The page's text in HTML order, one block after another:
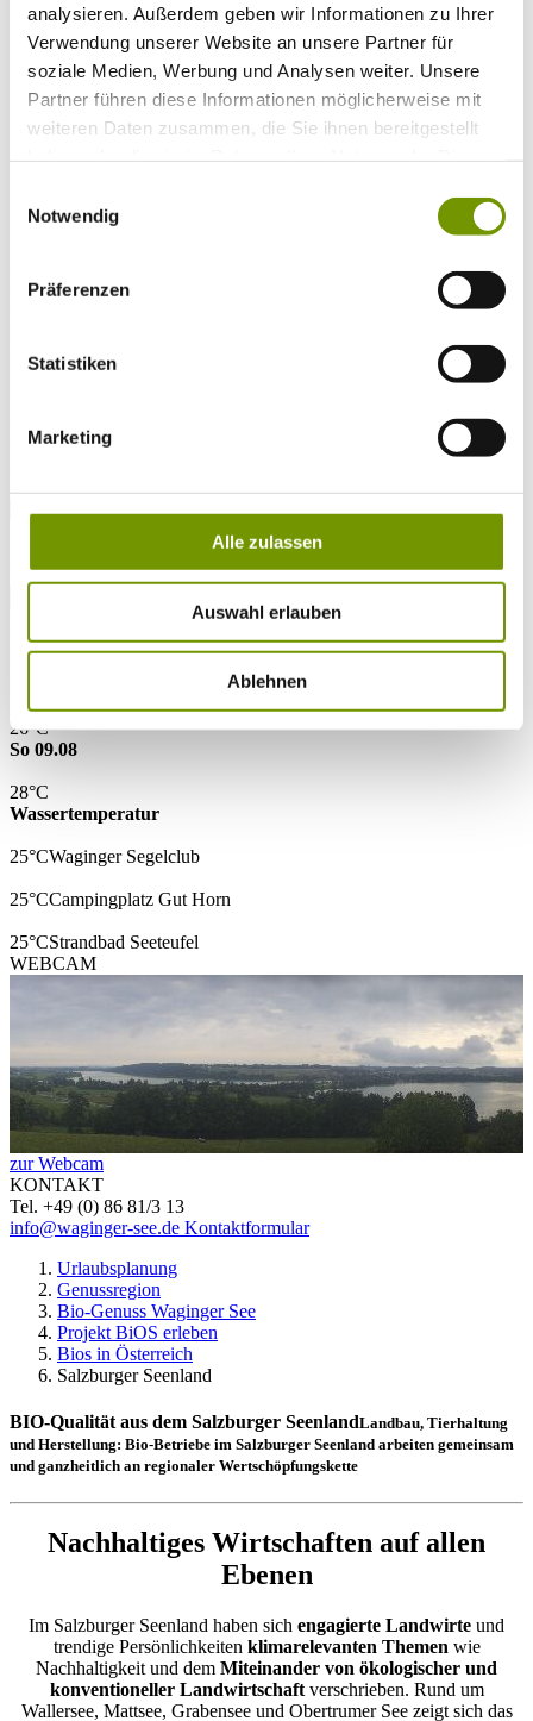
analysieren. Außerdem geben wir Informationen zu Ihrer
Verwendung unserer Website an unsere Partner für
soziale Medien, Werbung und Analysen weiter. Unsere
Partner führen diese Informationen möglicherweise mit
weiteren Daten zusammen, die Sie ihnen bereitgestellt
Notwendig
Präferenzen
Statistiken
Marketing
Alle zulassen
Auswahl erlauben
Ablehnen
Veranstaltungs-Highlights
BiOS Erleben Veranstaltungen
Service +
Wetter & Webcams
Team
Öffnungszeiten
UNTERKÜNFTE
Bitte wählen Sie einen Ort
Erwachsene
Alter Kind 2
suchen
VOLLTEXTSUCHE
WETTER & WASSERTEMPERATUR
Heute
26°C
So 09.08
28°C
Wassertemperatur
25°CWaginger Segelclub
25°CCampingplatz Gut Horn
25°CStrandbad Seeteufel
WEBCAM
zur Webcam
KONTAKT
Tel. +49 (0) 86 81/3 13
info@waginger-see.de Kontaktformular
Urlaubsplanung
Genussregion
Bio-Genuss Waginger See
Projekt BiOS erleben
Bios in Österreich
Salzburger Seenland
BIO-Qualität aus dem Salzburger SeenlandLandbau, Tierhaltung
und Herstellung: Bio-Betriebe im Salzburger Seenland arbeiten gemeinsam
und ganzheitlich an regionaler Wertschöpfungskette
Nachhaltiges Wirtschaften auf allen
Ebenen
Im Salzburger Seenland haben sich engagierte Landwirte und
trendige Persönlichkeiten klimarelevanten Themen wie
Nachhaltigkeit und dem Miteinander von ökologischer und
konventioneller Landwirtschaftverschrieben. Rund um
Wallersee, Mattsee, Grabensee und Obertrumer See zeigt sich das